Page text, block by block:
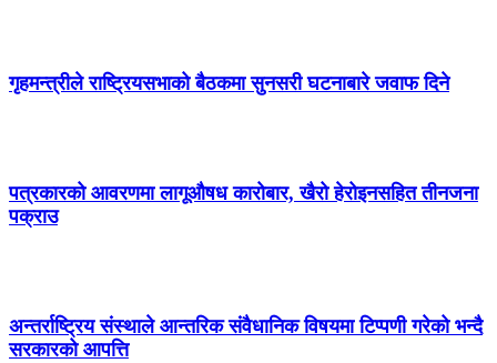
गृहमन्त्रीले राष्ट्रियसभाको बैठकमा सुनसरी घटनाबारे जवाफ दिने
पत्रकारको आवरणमा लागूऔषध कारोबार, खैरो हेरोइनसहित तीनजना
पक्राउ
अन्तर्राष्ट्रिय संस्थाले आन्तरिक संवैधानिक विषयमा टिप्पणी गरेको भन्दै
सरकारको आपत्ति